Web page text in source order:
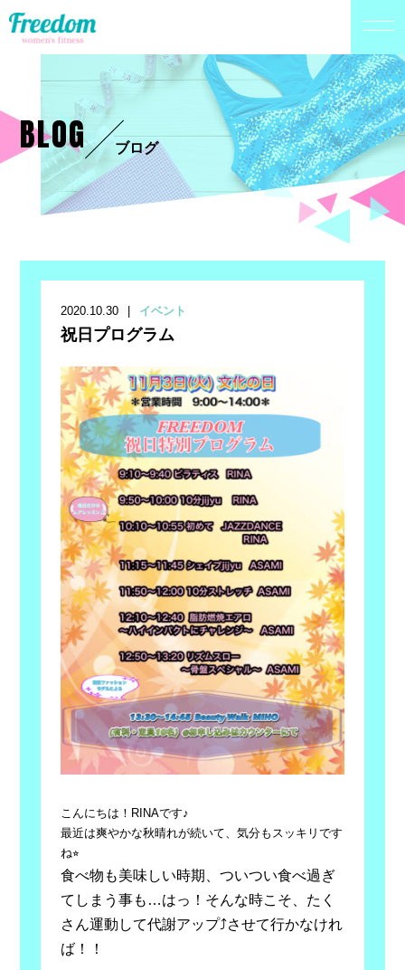
BLOG ブログ
2020.10.30 イベント
祝日プログラム
こんにちは！ RINAです♪
最近は爽やかな秋晴れが続いて、気分もスッキリです
ね⭐︎
食べ物も美味しい時期、ついつい食べ過ぎ
てしまう事も …はっ！そんな時こそ、たく
さん運動して代謝アップ⤴︎させて行かなけれ
ば！！